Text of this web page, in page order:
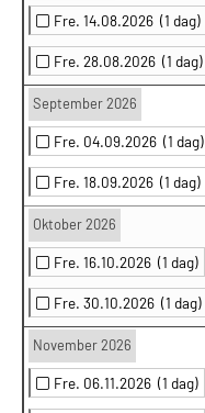
Fre. 14.08.2026 (1 dag)
Fre. 28.08.2026 (1 dag)
September 2026
Fre. 04.09.2026 (1 dag)
Fre. 18.09.2026 (1 dag)
Oktober 2026
Fre. 16.10.2026 (1 dag)
Fre. 30.10.2026 (1 dag)
November 2026
Fre. 06.11.2026 (1 dag)